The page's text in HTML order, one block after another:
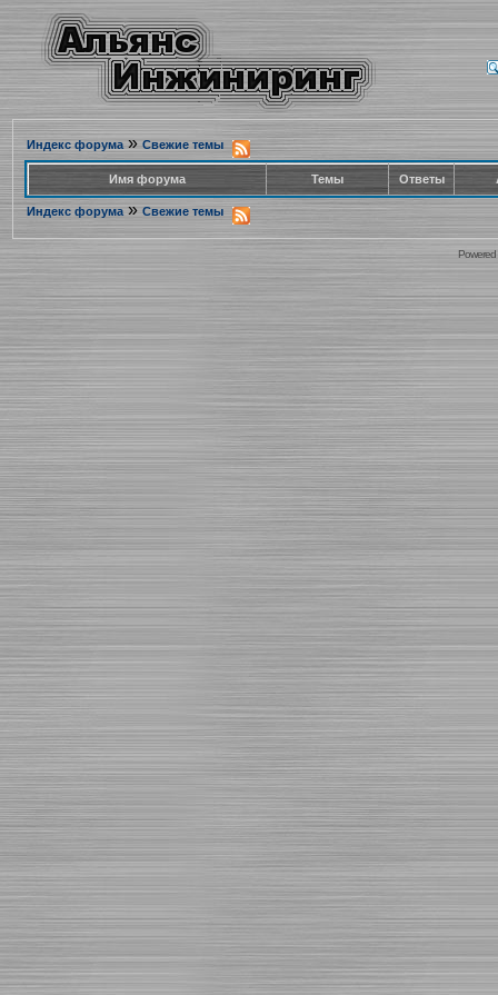
Индекс форума» Свежие темы
Имя форума Темы Ответы
Индекс форума » Свежие темы